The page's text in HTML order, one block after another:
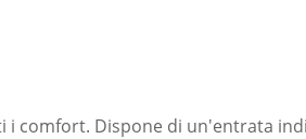
comfort. Dispone di un'entrata